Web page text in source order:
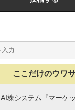
ここだけのウワサ
AI株システム『マーケ